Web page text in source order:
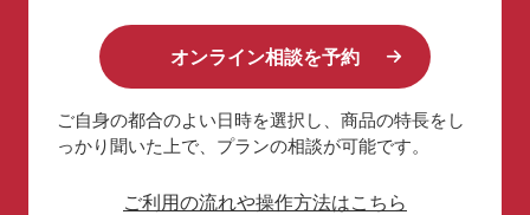
オンライン相談を予約
ご自身の都合のよい日時を選択し、商品の特長を し
っかり聞いた上で、プランの相談が可能です。
ご利用の流れや操作方法はこちら